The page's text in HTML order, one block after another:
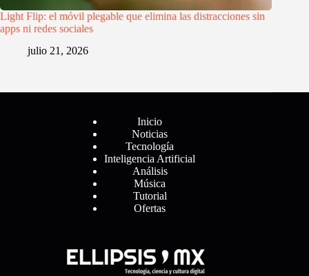
Light Flip: el móvil plegable que elimina las distracciones sin
apps ni redes sociales
julio 21, 2026
Inicio
Noticias
Tecnología
Inteligencia Artificial
Análisis
Música
Tutorial
Ofertas